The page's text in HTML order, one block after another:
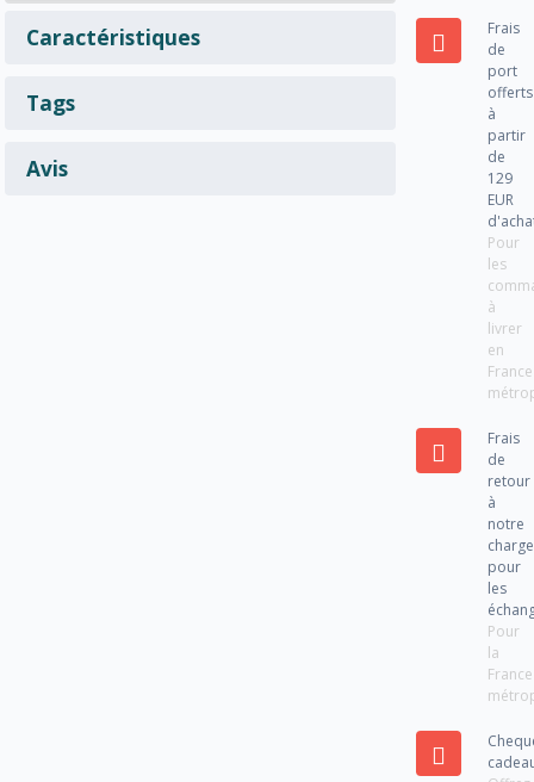
Caractéristiques
Tags
Avis
Frais
de
port
offerts
à
partir
de
129
EUR
Pour
les
à
livrer
en
France
Frais
de
retour
à
notre
charge
pour
les
Pour
la
France